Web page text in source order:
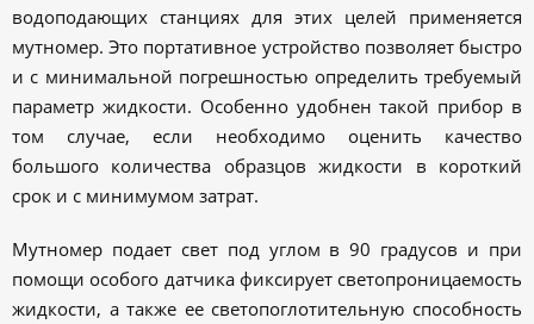
водоподающих станциях для этих целей применяется
мутномер. Это портативное устройство позволяет быстро
и с минимальной погрешностью определить требуемый
параметр жидкости. Особенно удобнен такой прибор в
том случае, если необходимо оценить качество
большого количества образцов жидкости в короткий
срок и с минимумом затрат.
Мутномер подает свет под углом в 90 градусов и при
помощи особого датчика фиксирует светопроницаемость
жидкости, а также ее светопоглотительную способность